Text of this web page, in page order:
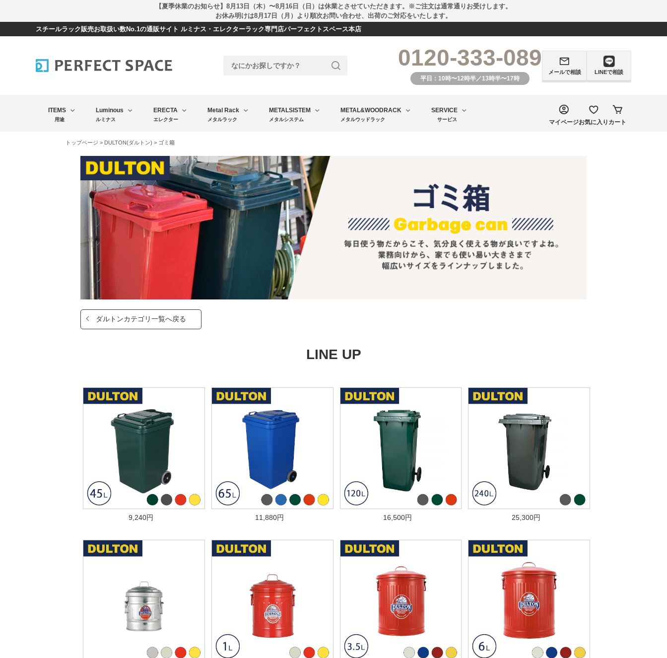
【夏季休業のお知らせ】8月13日（木）〜8月16日（日）は休業とさせていただきます。※ご注文は通常通りお受けします。
お休み明けは8月17日（月）より順次お問い合わせ、出荷のご対応をいたします。
スチールラック販売お取扱い数No.1の通販サイト ルミナス・エレクターラック専門店パーフェクトスペース本店
0120-333-089
平日：10時〜12時半／13時半〜17時
メールで相談 LINEで相談
ITEMS
用途
Luminous
ルミナス
ERECTA
エレクター
Metal Rack
メタルラック
METALSISTEM
メタルシステム
METAL&WOODRACK
メタルウッドラック
SERVICE
サービス マイページお気に入り カート
トップページ > DULTON(ダルトン) > ゴミ箱